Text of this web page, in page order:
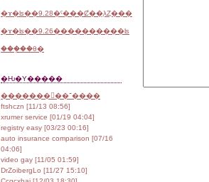
�ɤ�ʪ��9.28�ˤ���Ȼ��֤λȤ���
�ɤ�ʪ��9.26����������ʪ
���֤��θ�
�Ƕ�Υ�����
���������־����
ftshczn [11/13 08:56]
xrumer service [01/19 04:04]
registry easy [03/23 00:16]
auto insurance comparison [07/16
04:06]
video gay [11/05 01:59]
DrZoibergLo [11/27 15:10]